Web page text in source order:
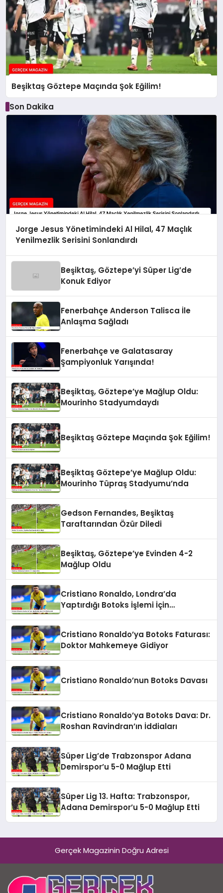
Beşiktaş Göztepe Maçında Şok Eğilim!
Son Dakika
Jorge Jesus Yönetimindeki Al Hilal, 47 Maçlık
Yenilmezlik Serisini Sonlandırdı
Beşiktaş, Göztepe’yi Süper Lig’de
Konuk Ediyor
Fenerbahçe Anderson Talisca İle
Anlaşma Sağladı
Fenerbahçe ve Galatasaray
Şampiyonluk Yarışında!
Beşiktaş, Göztepe’ye Mağlup Oldu:
Mourinho Stadyumdaydı
Beşiktaş Göztepe Maçında Şok Eğilim!
Beşiktaş Göztepe’ye Mağlup Oldu:
Mourinho Tüpraş Stadyumu’nda
Gedson Fernandes, Beşiktaş
Taraftarından Özür Diledi
Beşiktaş, Göztepe’ye Evinden 4-2
Mağlup Oldu
Cristiano Ronaldo, Londra’da
Yaptırdığı Botoks İşlemi İçin
Cristiano Ronaldo’ya Botoks Faturası:
Doktor Mahkemeye Gidiyor
Cristiano Ronaldo’nun Botoks Davası
Cristiano Ronaldo’ya Botoks Dava: Dr.
Roshan Ravindran’ın İddiaları
Süper Lig’de Trabzonspor Adana
Demirspor’u 5-0 Mağlup Etti
Süper Lig 13. Hafta: Trabzonspor,
Adana Demirspor’u 5-0 Mağlup Etti
Gerçek Magazinin Doğru Adresi